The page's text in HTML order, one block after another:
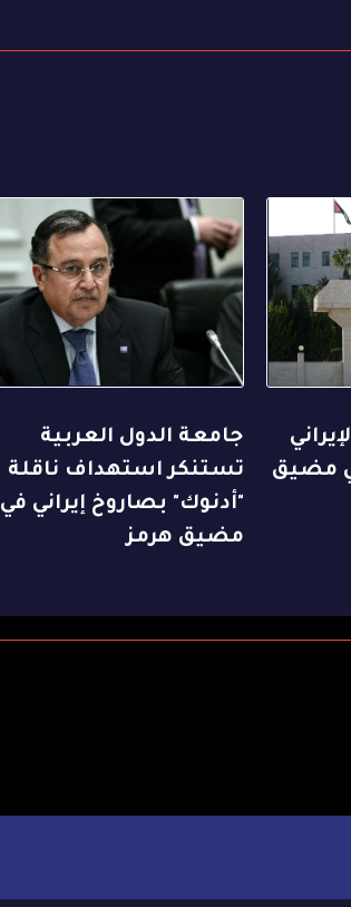
مضيق
جامعة الدول العربية
تستنكر استهداف ناقلة
"أدنوك" بصاروخ إيراني في
مضيق هرمز